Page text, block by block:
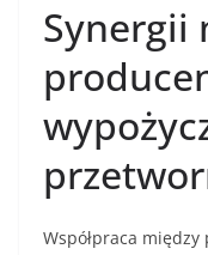
Synergii
Współpraca